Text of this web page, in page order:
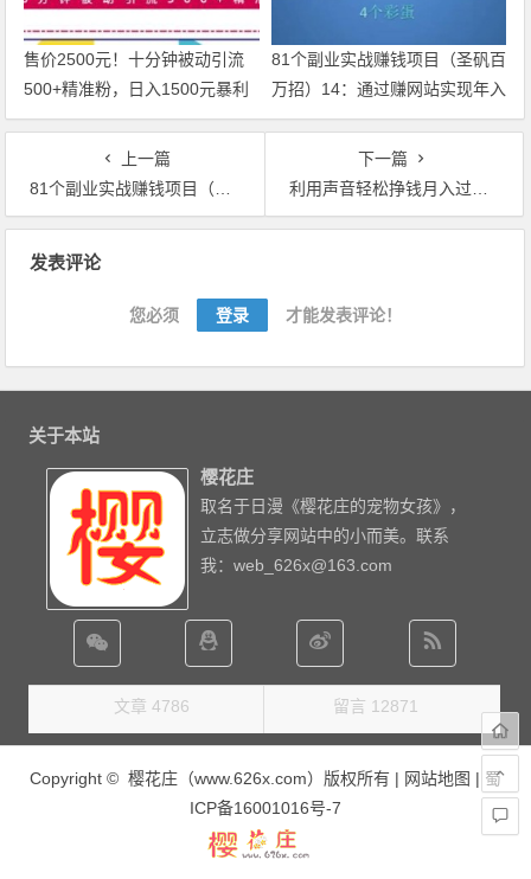
售价2500元！十分钟被动引流
500+精准粉，日入1500元暴利
项目【视频教程】
81个副业实战赚钱项目（圣矾百
万招）14：通过赚网站实现年入
百万很轻松【视频教程】
上一篇
81个副业实战赚钱项目（圣矾百万招）21：女粉流量做一单利润200+的高单价暴利产品【视频教程】
下一篇
利用声音轻松挣钱月入过万！0基础易上手的20堂好声音副业赚钱课【视频教程】
发表评论
您必须 登录 才能发表评论！
关于本站
樱花庄
取名于日漫《樱花庄的宠物女孩》，
立志做分享网站中的小而美。联系
我：web_626x@163.com
文章 4786 留言 12871
Copyright © 樱花庄（www.626x.com）版权所有 | 网站地图 | 蜀
ICP备16001016号-7